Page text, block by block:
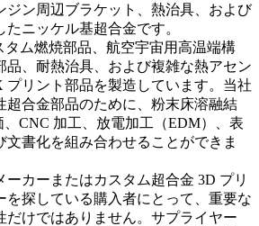
ジン周辺ブラケット、熱治具、および
ニッケル基超合金です。
タム燃焼部品、航空宇宙用高温端構
品、耐熱治具、および複雑な熱アセン
プリント部品を製造しています。当社
超合金部品のために、粉末床溶融結
CNC 加工、放電加工（EDM）、表
文書化を組み合わせることができま
ーカーまたはカスタム超合金 3D プリ
を探している購入者にとって、重要な
だけではありません。サプライヤー